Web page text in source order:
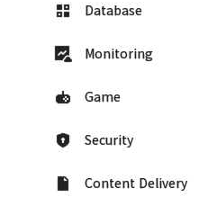
Database
Monitoring
Game
Security
Content Delivery